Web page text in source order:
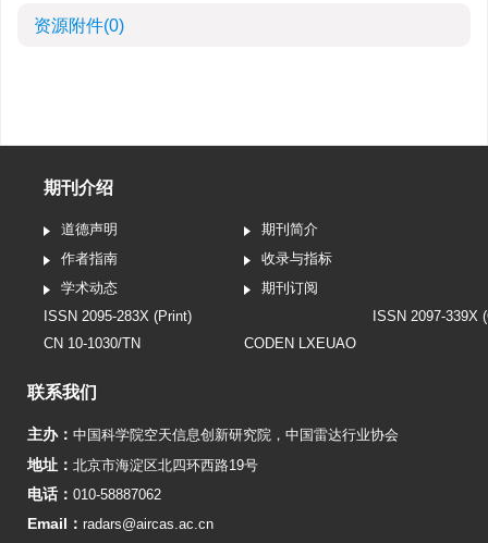
资源附件(0)
期刊介绍
道德声明
期刊简介
作者指南
收录与指标
学术动态
期刊订阅
ISSN 2095-283X (Print)
ISSN 2097-339X
CN 10-1030/TN
CODEN LXEUAO
联系我们
主办： 中国科学院空天信息创新研究院 ， 中国雷达行业协会
地址： 北京市海淀区北四环西路19号
电话： 010-58887062
Email： radars@aircas.ac.cn